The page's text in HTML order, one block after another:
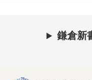
鎌倉新